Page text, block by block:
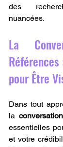
des
nuancées.
La
pour Être
Dans tout
la
essentielles
et votre